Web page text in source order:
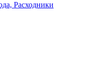
Расходники